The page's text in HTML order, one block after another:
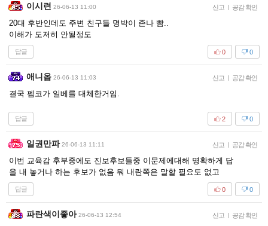
이시련 26-06-13 11:00 신고 | 공감 확인
20대 후반인데도 주변 친구들 명박이 존나 빰..
이해가 도저히 안될정도
답글 0
0
애니옵 26-06-13 11:03 신고 | 공감 확인
결국 펨코가 일베를 대체한거임.
답글 0
2
일권만파 26-06-13 11:11 신고 | 공감 확인
이번 교육감 후부중에도 진보후보들중 이문제에대해 명확하게 답
을 내 놓거나 하는 후보가 없음 뭐 내란쪽은 말할 필요도 없고
답글 0
0
파란색이좋아 26-06-13 12:54 신고 | 공감 확인